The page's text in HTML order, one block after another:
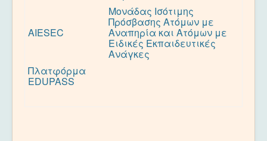
AIESEC
Μονάδας Ισότιμης
Πρόσβασης Ατόμων με
Αναπηρία και Ατόμων με
Ειδικές Εκπαιδευτικές
Ανάγκες
Πλατφόρμα
EDUPASS